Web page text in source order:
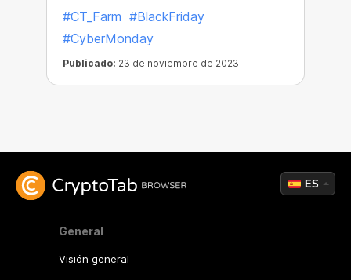
#CT_Farm #BlackFriday
#CyberMonday
Publicado: 23 de noviembre de 2023
General
Visión general
ES